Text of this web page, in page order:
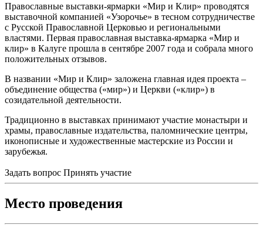
Православные выставки-ярмарки «Мир и Клир» проводятся
выставочной компанией «Узорочье» в тесном сотрудничестве
с Русской Православной Церковью и региональными
властями. Первая православная выставка-ярмарка «Мир и
клир» в Калуге прошла в сентябре 2007 года и собрала много
положительных отзывов.
В названии «Мир и Клир» заложена главная идея проекта –
объединение общества («мир») и Церкви («клир») в
созидательной деятельности.
Традиционно в выставках принимают участие монастыри и
храмы, православные издательства, паломнические центры,
иконописные и художественные мастерские из России и
зарубежья.
Задать вопрос Принять участие
Место проведения